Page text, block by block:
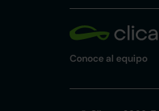
Conoce al equipo